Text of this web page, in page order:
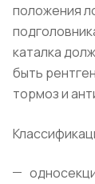
положения
каталка
быть
тормоз и